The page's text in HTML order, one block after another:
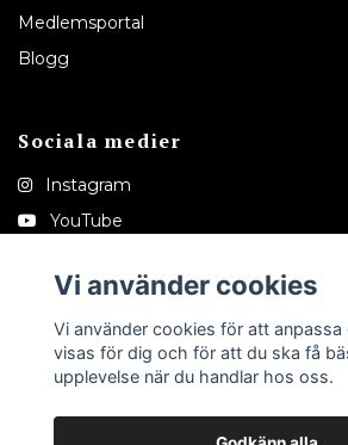
Medlemsportal
Blogg
Sociala medier
Instagram
YouTube
Tiktok
Vi använder cookies
Vi använder cookies för att anpassa
visas för dig och för att du ska få
upplevelse när du handlar hos oss.